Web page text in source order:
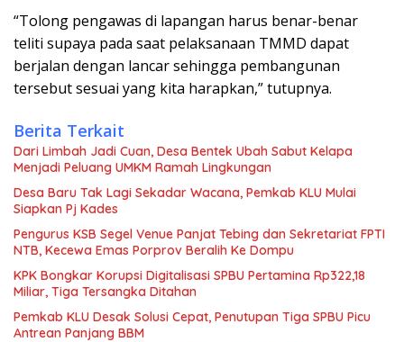
“Tolong pengawas di lapangan harus benar-benar
teliti supaya pada saat pelaksanaan TMMD dapat
berjalan dengan lancar sehingga pembangunan
tersebut sesuai yang kita harapkan,” tutupnya.
Berita Terkait
Dari Limbah Jadi Cuan, Desa Bentek Ubah Sabut Kelapa
Menjadi Peluang UMKM Ramah Lingkungan
Desa Baru Tak Lagi Sekadar Wacana, Pemkab KLU Mulai
Siapkan Pj Kades
Pengurus KSB Segel Venue Panjat Tebing dan Sekretariat FPTI
NTB, Kecewa Emas Porprov Beralih Ke Dompu
KPK Bongkar Korupsi Digitalisasi SPBU Pertamina Rp322,18
Miliar, Tiga Tersangka Ditahan
Pemkab KLU Desak Solusi Cepat, Penutupan Tiga SPBU Picu
Antrean Panjang BBM